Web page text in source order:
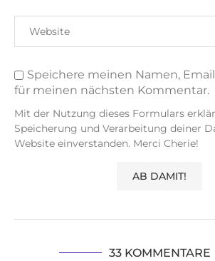
Speichere meinen Namen,
für meinen nächsten Kommentar.
Mit der Nutzung dieses Formulars
Speicherung und Verarbeitung deiner
Website einverstanden. Merci Cherie!
33 KOMMENTARE